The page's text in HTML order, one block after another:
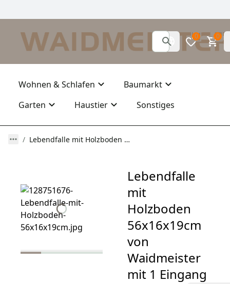
0 0
Wohnen & Schlafen
Baumarkt
Garten
Haustier Sonstiges
Lebendfalle mit Holzboden 56x16x19cm von Waidmeister mit 1 Eingang
Lebendfalle
mit
Holzboden
56x16x19cm
von
Waidmeister
mit 1 Eingang